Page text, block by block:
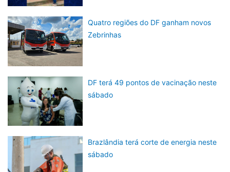
Quatro regiões do DF ganham novos
Zebrinhas
DF terá 49 pontos de vacinação neste
sábado
Brazlândia terá corte de energia neste
sábado